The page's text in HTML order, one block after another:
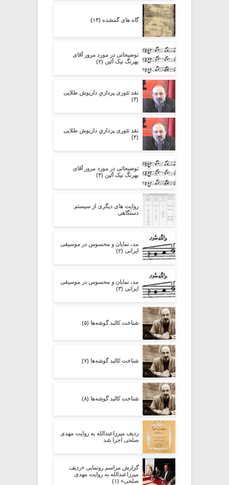
گاه های گمشده (۱۳)
توضیحاتی در مورد مرور آقای
بهرنگ نیک آئین (۲)
نقد تئوری پردازیِ داریوش طلایی
(۳)
نقد تئوری پردازیِ داریوش طلایی
(۴)
توضیحاتی در مورد مرور آقای
بهرنگ نیک آئین (۴)
روایت های دیگری از سیستم
دستگاهی
مد، نمایان و محسوس در موسیقی
ایرانی (۲)
مد، نمایان و محسوس در موسیقی
ایرانی (۳)
شناخت کالبد گوشه‌ها (۵)
شناخت کالبد گوشه‌ها (۷)
شناخت کالبد گوشه‌ها (۸)
ردیف میرزاعبدالله به روایت مهدی
صلحی اجرا شد
گزارش مراسم رونمایی «ردیف
میرزاعبدالله به روایت مهدی
صلحی» (۱)